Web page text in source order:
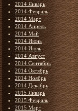
2014 Январь
2014 Февраль
2014 Март
2014 Апрель
2014 Май
2014 Июнь
2014 Июль
2014 Август
2014 Сентябрь
2014 Октябрь
2014 Ноябрь
2014 Декабрь
2015 Январь
2015 Февраль
2015 Март